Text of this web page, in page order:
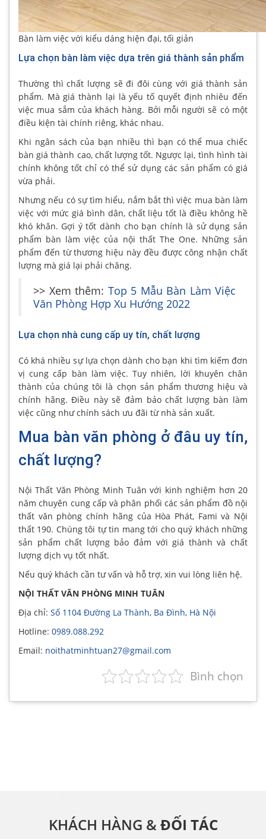
Bàn làm việc với kiểu dáng hiện đại, tối giản
Lựa chọn bàn làm việc dựa trên giá thành sản phẩm
Thường thì chất lượng sẽ đi đôi cùng với giá thành sản
phẩm. Mà giá thành lại là yếu tố quyết định nhiêu đến
việc mua sắm của khách hàng. Bởi mỗi người sẽ có một
điều kiện tài chính riêng, khác nhau.
Khi ngân sách của bạn nhiều thì bạn có thể mua chiếc
bàn giá thành cao, chất lượng tốt. Ngược lại, tình hình tài
chính không tốt chỉ có thể sử dụng các sản phẩm có giá
vừa phải.
Nhưng nếu có sự tìm hiểu, nắm bắt thì việc mua bàn làm
việc với mức giá bình dân, chất liệu tốt là điều không hề
khó khăn. Gợi ý tốt dành cho bạn chính là sử dụng sản
phẩm bàn làm việc của nội thất The One. Những sản
phẩm đến từ thương hiệu này đều được công nhận chất
lượng mà giá lại phải chăng.
>> Xem thêm: Top 5 Mẫu Bàn Làm Việc
Văn Phòng Hợp Xu Hướng 2022
Lựa chọn nhà cung cấp uy tín, chất lượng
Có khá nhiều sự lựa chọn dành cho bạn khi tìm kiếm đơn
vị cung cấp bàn làm việc. Tuy nhiên, lời khuyên chân
thành của chúng tôi là chọn sản phẩm thương hiệu và
chính hãng. Điều này sẽ đảm bảo chất lượng bàn làm
việc cũng như chính sách ưu đãi từ nhà sản xuất.
Mua bàn văn phòng ở đâu uy tín,
chất lượng?
Nội Thất Văn Phòng Minh Tuân với kinh nghiệm hơn 20
năm chuyên cung cấp và phân phối các sản phẩm đồ nội
thất văn phòng chính hãng của Hòa Phát, Fami và Nội
thất 190. Chúng tôi tự tin mang tới cho quý khách những
sản phẩm chất lượng bảo đảm với giá thành và chất
lượng dịch vụ tốt nhất.
Nếu quý khách cần tư vấn và hỗ trợ, xin vui lòng liên hệ.
NỘI THẤT VĂN PHÒNG MINH TUÂN
Địa chỉ: Số 1104 Đường La Thành, Ba Đình, Hà Nội
Hotline: 0989.088.292
Email: noithatminhtuan27@gmail.com
Bình chọn
KHÁCH HÀNG &ĐỐI TÁC